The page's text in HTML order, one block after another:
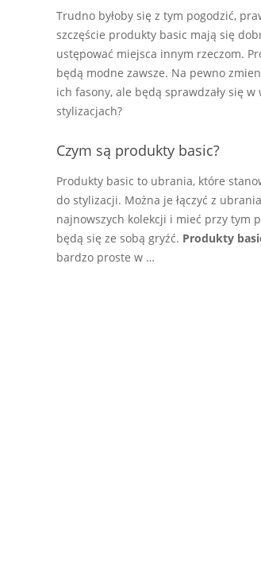
Trudno byłoby się z tym pogodzić,
szczęście produkty basic mają się
ustępować miejsca innym rzeczom.
będą modne zawsze. Na pewno
ich fasony, ale będą sprawdzały się w
stylizacjach?
Czym są produkty basic?
Produkty basic to ubrania, które
do stylizacji. Można je łączyć z
najnowszych kolekcji i mieć przy tym
będą się ze sobą gryźć. Produkty
bardzo proste w …